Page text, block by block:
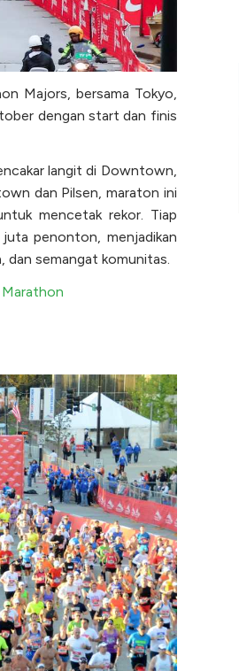
Majors, bersama Tokyo,
dengan start dan finis
langit di Downtown,
dan Pilsen, maraton ini
mencetak rekor. Tiap
penonton, menjadikan
dan semangat komunitas.
Marathon